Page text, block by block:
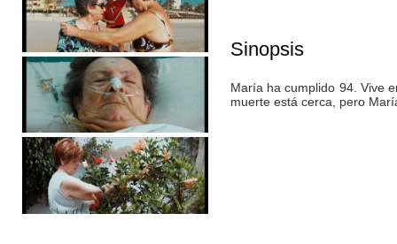
Sinopsis
María ha cumplido 94. Vive
muerte está cerca, pero